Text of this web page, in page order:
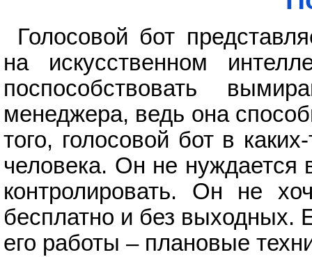
Голосовой бот
на искусственном
поспособствовать
менеджера, ведь она
того, голосовой бот в
человека. Он не нуждается
контролировать. Он не
бесплатно и без выходных.
его работы – плановые